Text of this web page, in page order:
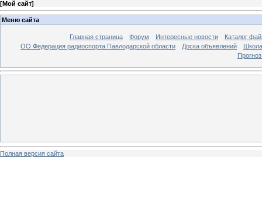
[Мой сайт]
Меню сайта
Главная страница Форум Интересные новости
Каталог
ОО Федерация радиоспорта Павлодарской области
Доска объявлений
Полная версия сайта